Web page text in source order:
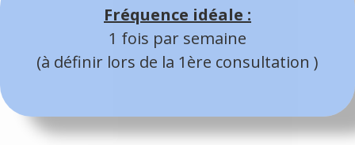
Fréquence idéale :
1 fois par semaine
(à définir lors de la 1ère consultation )